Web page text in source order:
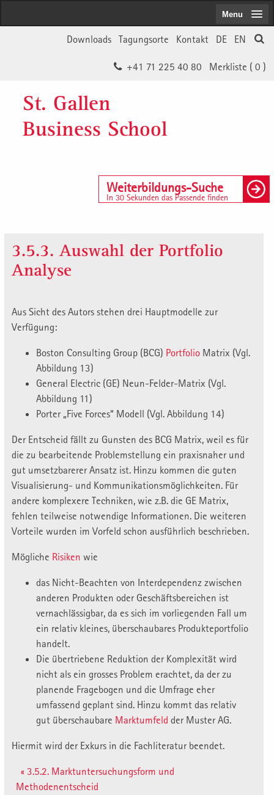
EN
DE
Kontakt
Tagungsorte
Downloads
Merkliste ( 0 )
+41 71 225 40 80
St. Gallen
Business School
Weiterbildungs-Suche
In 30 Sekunden das Passende finden
Menu
3.5.3. Auswahl der Portfolio
Analyse
Aus Sicht des Autors stehen drei Hauptmodelle zur
Verfügung:
Boston Consulting Group (BCG) Portfolio Matrix (Vgl.
Abbildung 13)
General Electric (GE) Neun-Felder-Matrix (Vgl.
Abbildung 11)
Porter „Five Forces“ Modell (Vgl. Abbildung 14)
Der Entscheid fällt zu Gunsten des BCG Matrix, weil es für
die zu bearbeitende Problemstellung ein praxisnaher und
gut umsetzbarerer Ansatz ist. Hinzu kommen die guten
Visualisierung- und Kommunikationsmöglichkeiten. Für
andere komplexere Techniken, wie z.B. die GE Matrix,
fehlen teilweise notwendige Informationen. Die weiteren
Vorteile wurden im Vorfeld schon ausführlich beschrieben.
Mögliche Risiken wie
das Nicht-Beachten von Interdependenz zwischen
anderen Produkten oder Geschäftsbereichen ist
vernachlässigbar, da es sich im vorliegenden Fall um
ein relativ kleines, überschaubares Produkteportfolio
handelt.
Die übertriebene Reduktion der Komplexität wird
nicht als ein grosses Problem erachtet, da der zu
planende Fragebogen und die Umfrage eher
umfassend geplant sind. Hinzu kommt das relativ
gut überschaubare Marktumfeld der Muster AG.
Hiermit wird der Exkurs in die Fachliteratur beendet.
« 3.5.2. Marktuntersuchungsform und
Methodenentscheid